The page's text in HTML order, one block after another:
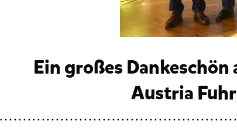
Ein großes
Austria